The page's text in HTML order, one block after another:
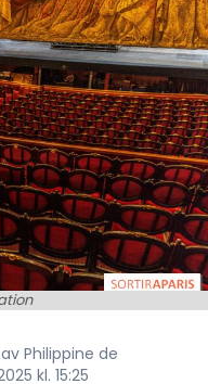
av Philippine de
kl. 15:25